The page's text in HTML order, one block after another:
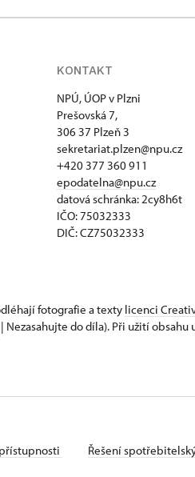
KONTAKT
NPÚ, ÚOP v Plzni
Prešovská 7,
306 37 Plzeň 3
sekretariat.plzen@npu.cz
+420 377 360 911
epodatelna@npu.cz
datová schránka: 2cy8h6t​
IČO: 75032333
DIČ: CZ75032333
fotografie a texty licenci
do díla). Při užití obsahu
Řešení